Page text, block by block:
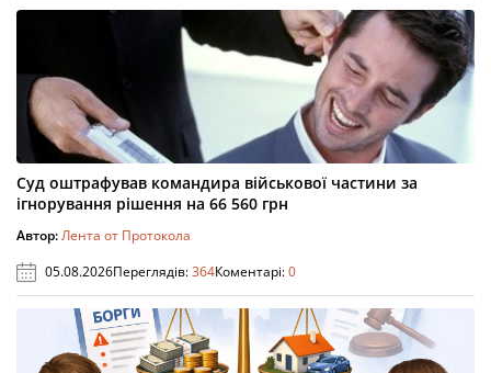
Суд оштрафував командира військової частини за
ігнорування рішення на 66 560 грн
Автор:Лента от Протокола
05.08.2026Переглядів:364Коментарі:0